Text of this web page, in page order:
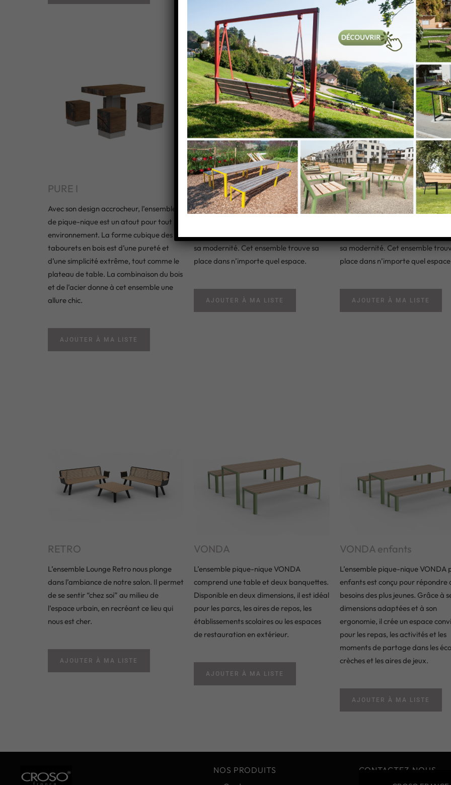
PURE I
Avec son design accrocheur, l’ensemble
de pique-nique est un atout pour tout
environnement. La forme cubique des
tabourets en bois est d’une pureté et
d’une simplicité extrême, tout comme le
plateau de table. La combinaison du bois
et de l’acier donne à cet ensemble une
allure chic.
AJOUTER À MA LISTE
PURE II
La simplicité des formes de cette table
brut et robuste qui fait son originalité et
sa modernité. Cet ensemble trouve sa
place dans n’importe quel espace.
AJOUTER À MA LISTE
PURE III
La simplicité des formes de cette
brut et robuste qui fait son
sa modernité. Cet ensemble
place dans n’importe quel
AJOUTER À MA LISTE
RETRO
L’ensemble Lounge Retro nous plonge
dans l’ambiance de notre salon. Il permet
de se sentir “chez soi” au milieu de
l’espace urbain, en recréant ce lieu qui
nous est cher.
AJOUTER À MA LISTE
VONDA
L’ensemble pique-nique VONDA
comprend une table et deux banquettes.
Disponible en deux dimensions, il est idéal
pour les parcs, les aires de repos, les
établissements scolaires ou les espaces
de restauration en extérieur.
AJOUTER À MA LISTE
VONDA enfants
L’ensemble pique-nique VONDA
enfants est conçu pour répondre
besoins des plus jeunes. Grâce à
dimensions adaptées et à son
ergonomie, il crée un espace
pour les repas, les activités et les
moments de partage dans les
crèches et les aires de jeux.
AJOUTER À MA LISTE
NOS PRODUITS CONTACTEZ-NOUS